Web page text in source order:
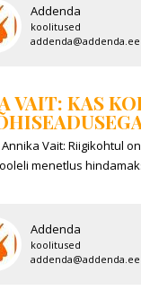
Addenda
koolitused
addenda@addenda.ee
VAIT: KAS
Vait:
menetlus
Addenda
koolitused
addenda@addenda.ee